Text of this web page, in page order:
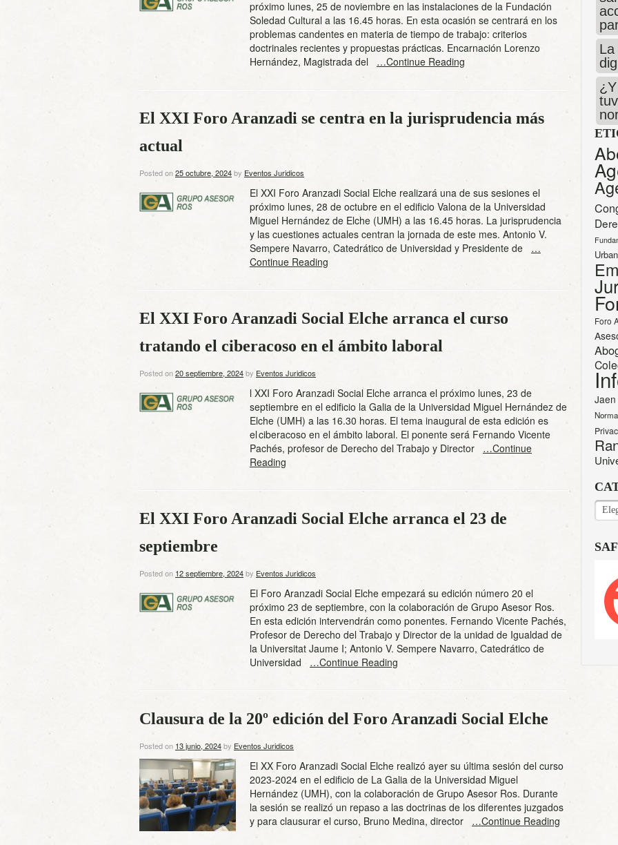
próximo lunes, 25 de noviembre en las instalaciones de la Fundación
Soledad Cultural a las 16.45 horas. En esta ocasión se centrará en los
problemas candentes en materia de tiempo de trabajo: criterios
doctrinales recientes y propuestas prácticas. Encarnación Lorenzo
Hernández, Magistrada del …Continue Reading
El XXI Foro Aranzadi se centra en la jurisprudencia más
actual
Posted on25 octubre, 2024by Eventos Juridicos
El XXI Foro Aranzadi Social Elche realizará una de sus sesiones el
próximo lunes, 28 de octubre en el edificio Valona de la Universidad
Miguel Hernández de Elche (UMH) a las 16.45 horas. La jurisprudencia
y las cuestiones actuales centran la jornada de este mes. Antonio V.
Sempere Navarro, Catedrático de Universidad y Presidente de …
Continue Reading
El XXI Foro Aranzadi Social Elche arranca el curso
tratando el ciberacoso en el ámbito laboral
Posted on20 septiembre, 2024by Eventos Juridicos
l XXI Foro Aranzadi Social Elche arranca el próximo lunes, 23 de
septiembre en el edificio la Galia de la Universidad Miguel Hernández de
Elche (UMH) a las 16.30 horas. El tema inaugural de esta edición es
el ciberacoso en el ámbito laboral. El ponente será Fernando Vicente
Pachés, profesor de Derecho del Trabajo y Director …Continue
Reading
El XXI Foro Aranzadi Social Elche arranca el 23 de
septiembre
Posted on 12 septiembre, 2024by Eventos Juridicos
El Foro Aranzadi Social Elche empezará su edición número 20 el
próximo 23 de septiembre, con la colaboración de Grupo Asesor Ros.
En esta edición intervendrán como ponentes. Fernando Vicente Pachés,
Profesor de Derecho del Trabajo y Director de la unidad de Igualdad de
la Universitat Jaume I; Antonio V. Sempere Navarro, Catedrático de
Universidad …Continue Reading
Clausura de la 20º edición del Foro Aranzadi Social Elche
Posted on 13 junio, 2024by Eventos Juridicos
El XX Foro Aranzadi Social Elche realizó ayer su última sesión del curso
2023-2024 en el edificio de La Galia de la Universidad Miguel
Hernández (UMH), con la colaboración de Grupo Asesor Ros. Durante
la sesión se realizó un repaso a las doctrinas de los diferentes juzgados
y para clausurar el curso, Bruno Medina, director …Continue Reading
Foro
Jaen